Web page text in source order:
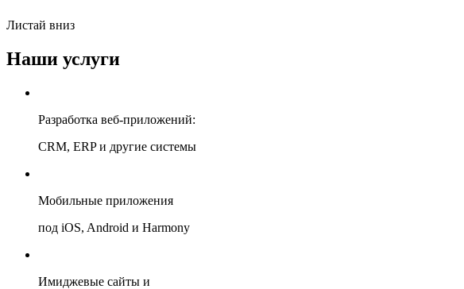
Листай вниз
Наши услуги
Разработка веб-приложений:
CRM, ERP и другие системы
Мобильные приложения
под iOS, Android и Harmony
Имиджевые сайты и